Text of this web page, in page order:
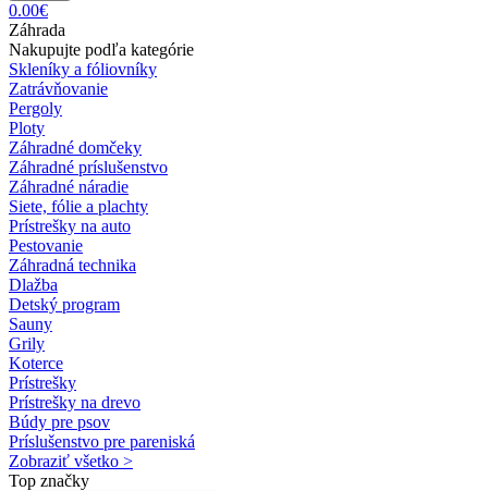
0.00€
Záhrada
Nakupujte podľa kategórie
Skleníky a fóliovníky
Zatrávňovanie
Pergoly
Ploty
Záhradné domčeky
Záhradné príslušenstvo
Záhradné náradie
Siete, fólie a plachty
Prístrešky na auto
Pestovanie
Záhradná technika
Dlažba
Detský program
Sauny
Grily
Koterce
Prístrešky
Prístrešky na drevo
Búdy pre psov
Príslušenstvo pre pareniská
Zobraziť všetko >
Top značky